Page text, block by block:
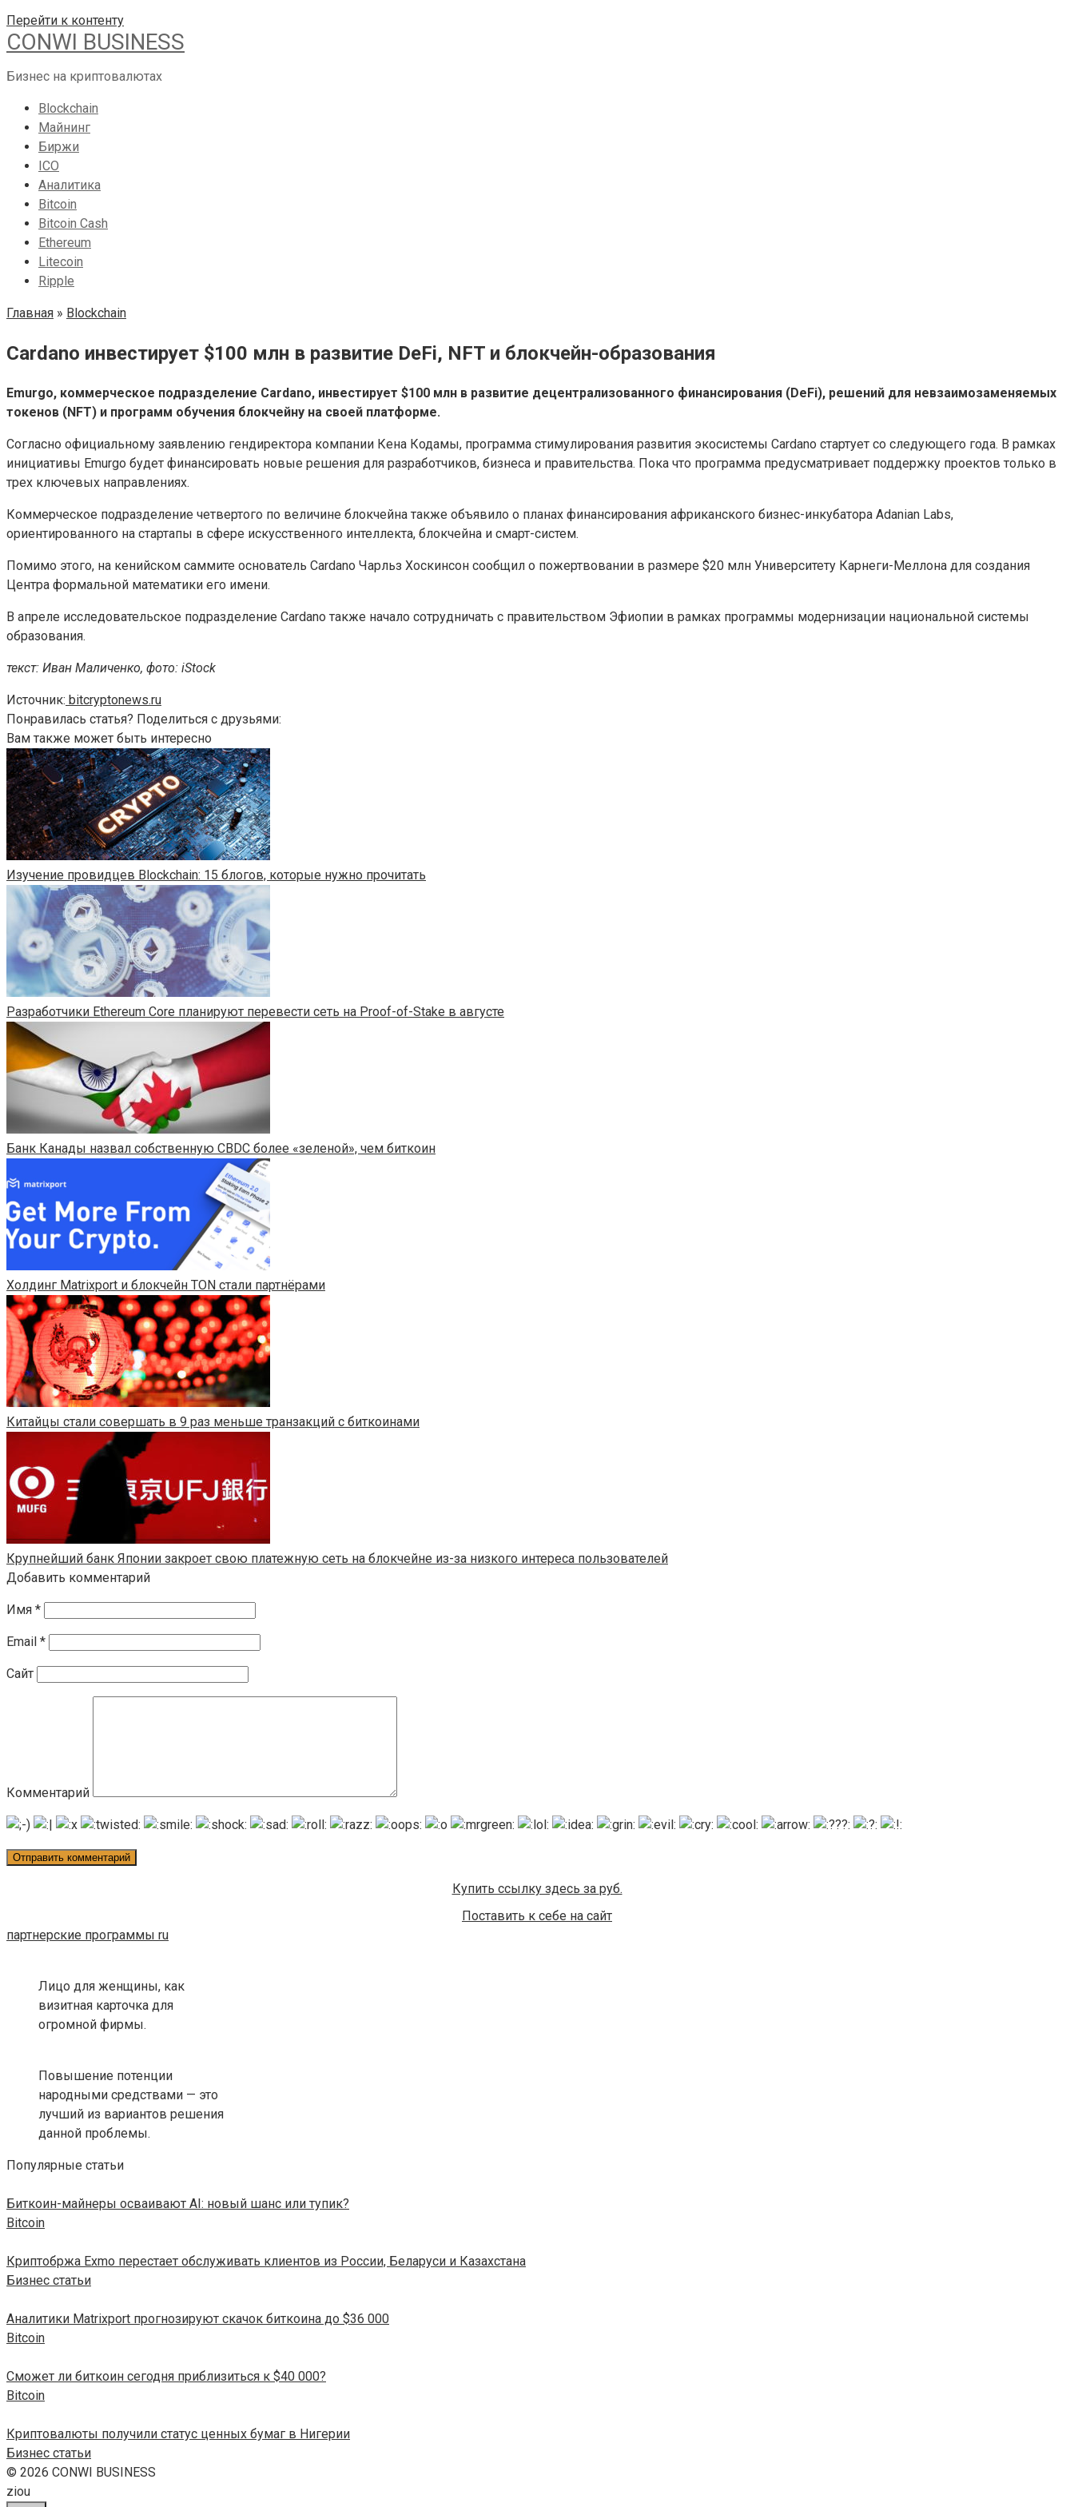
Перейти к контенту
CONWI BUSINESS
Бизнес на криптовалютах
Blockchain
Майнинг
Биржи
ICO
Аналитика
Bitcoin
Bitcoin Cash
Ethereum
Litecoin
Ripple
Главная » Blockchain
Cardano инвестирует $100 млн в развитие DeFi, NFT и блокчейн-образования
Emurgo, коммерческое подразделение Cardano, инвестирует $100 млн в развитие децентрализованного финансирования (DeFi), решений для невзаимозаменяемых
токенов (NFT) и программ обучения блокчейну на своей платформе.
Согласно официальному заявлению гендиректора компании Кена Кодамы, программа стимулирования развития экосистемы Cardano стартует со следующего года. В рамках
инициативы Emurgo будет финансировать новые решения для разработчиков, бизнеса и правительства. Пока что программа предусматривает поддержку проектов только в
трех ключевых направлениях.
Коммерческое подразделение четвертого по величине блокчейна также объявило о планах финансирования африканского бизнес-инкубатора Adanian Labs,
ориентированного на стартапы в сфере искусственного интеллекта, блокчейна и смарт-систем.
Помимо этого, на кенийском саммите основатель Cardano Чарльз Хоскинсон сообщил о пожертвовании в размере $20 млн Университету Карнеги-Меллона для создания
Центра формальной математики его имени.
В апреле исследовательское подразделение Cardano также начало сотрудничать с правительством Эфиопии в рамках программы модернизации национальной системы
образования.
текст: Иван Маличенко, фото: iStock
Источник: bitcryptonews.ru
Понравилась статья? Поделиться с друзьями:
Вам также может быть интересно
Изучение провидцев Blockchain: 15 блогов, которые нужно прочитать
Разработчики Ethereum Core планируют перевести сеть на Proof-of-Stake в августе
Банк Канады назвал собственную CBDC более «зеленой», чем биткоин
​​Холдинг Matrixport и блокчейн TON стали партнёрами
Китайцы стали совершать в 9 раз меньше транзакций с биткоинами
Крупнейший банк Японии закроет свою платежную сеть на блокчейне из-за низкого интереса пользователей
Добавить комментарий
Имя *
Email *
Сайт
Комментарий
Купить ссылку здесь за руб.
Поставить к себе на сайт
партнерские программы ru
Лицо для женщины, как
визитная карточка для
огромной фирмы.
Повышение потенции
народными средствами — это
лучший из вариантов решения
данной проблемы.
Популярные статьи
Биткоин-майнеры осваивают AI: новый шанс или тупик?
Bitcoin
Криптобржа Exmo перестает обслуживать клиентов из России, Беларуси и Казахстана
Бизнес статьи
Аналитики Matrixport прогнозируют скачок биткоина до $36 000
Bitcoin
Сможет ли биткоин сегодня приблизиться к $40 000?
Bitcoin
Криптовалюты получили статус ценных бумаг в Нигерии
Бизнес статьи
© 2026 CONWI BUSINESS
ziou